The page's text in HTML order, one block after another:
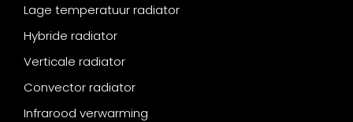
Lage temperatuur radiator
Hybride radiator
Verticale radiator
Convector radiator
Infrarood verwarming